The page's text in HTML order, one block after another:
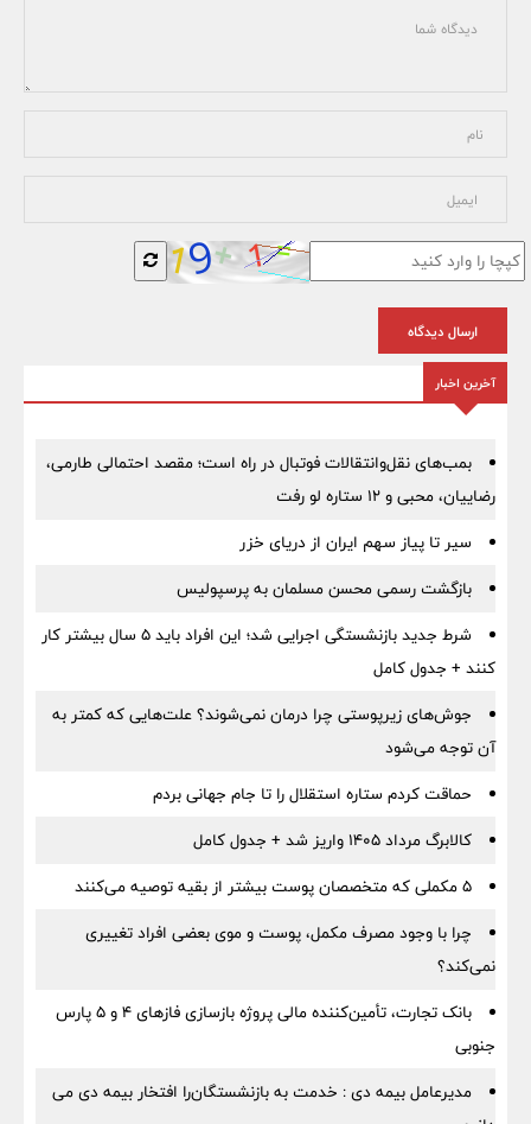
ارسال دیدگاه
آخرین اخبار
بمب‌های نقل‌وانتقالات فوتبال در راه است؛ مقصد احتمالی طارمی،
رضاییان، محبی و ۱۲ ستاره لو رفت
سیر تا پیاز سهم ایران از دریای خزر
بازگشت رسمی محسن مسلمان به پرسپولیس
شرط جدید بازنشستگی اجرایی شد؛ این افراد باید ۵ سال بیشتر کار
کنند + جدول کامل
جوش‌های زیرپوستی چرا درمان نمی‌شوند؟ علت‌هایی که کمتر به
آن توجه می‌شود
حماقت کردم ستاره استقلال را تا جام جهانی بردم
کالابرگ مرداد ۱۴۰۵ واریز شد + جدول کامل
۵ مکملی که متخصصان پوست بیشتر از بقیه توصیه می‌کنند
چرا با وجود مصرف مکمل، پوست و موی بعضی افراد تغییری
نمی‌کند؟
بانک تجارت، تأمین‌کننده مالی پروژه بازسازی فازهای ۴ و ۵ پارس
جنوبی
مدیرعامل بیمه دی : خدمت به بازنشستگان‌را افتخار بیمه دی می